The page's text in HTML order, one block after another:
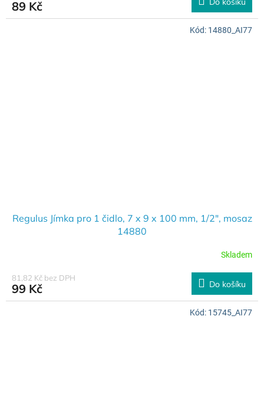
89 Kč
Regulus Jímka pro 1 čidlo, 7 x 9 x 100 mm, 1/2", mosaz
14880
Skladem
81,82 Kč bez DPH
99 Kč Do košíku
Kód: 14880_AI77
Kód: 15745_AI77